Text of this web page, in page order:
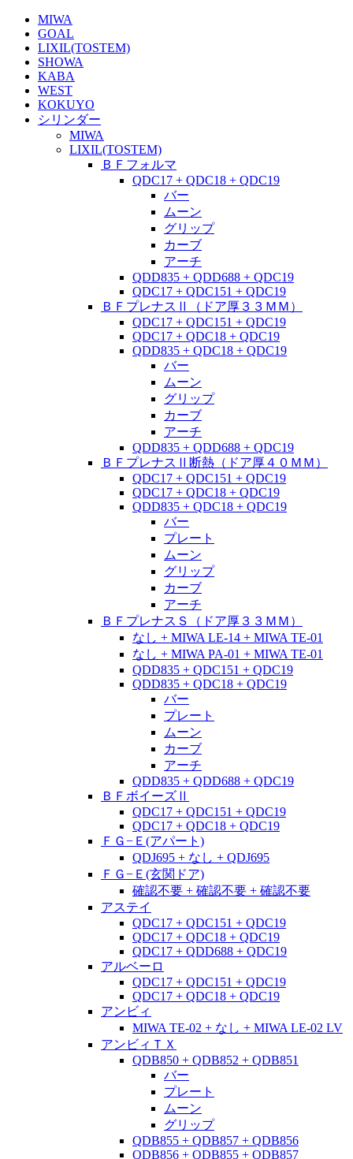
MIWA
GOAL
LIXIL(TOSTEM)
SHOWA
KABA
WEST
KOKUYO
シリンダー
MIWA
LIXIL(TOSTEM)
ＢＦフォルマ
QDC17 + QDC18 + QDC19
バー
ムーン
グリップ
カーブ
アーチ
QDD835 + QDD688 + QDC19
QDC17 + QDC151 + QDC19
ＢＦプレナスⅡ（ドア厚３３ＭＭ）
QDC17 + QDC151 + QDC19
QDC17 + QDC18 + QDC19
QDD835 + QDC18 + QDC19
バー
ムーン
グリップ
カーブ
アーチ
QDD835 + QDD688 + QDC19
ＢＦプレナスⅡ断熱（ドア厚４０ＭＭ）
QDC17 + QDC151 + QDC19
QDC17 + QDC18 + QDC19
QDD835 + QDC18 + QDC19
バー
プレート
ムーン
グリップ
カーブ
アーチ
ＢＦプレナスＳ（ドア厚３３ＭＭ）
なし + MIWA LE-14 + MIWA TE-01
なし + MIWA PA-01 + MIWA TE-01
QDD835 + QDC151 + QDC19
QDD835 + QDC18 + QDC19
バー
プレート
ムーン
カーブ
アーチ
QDD835 + QDD688 + QDC19
ＢＦボイーズⅡ
QDC17 + QDC151 + QDC19
QDC17 + QDC18 + QDC19
ＦＧ−Ｅ(アパート)
QDJ695 + なし + QDJ695
ＦＧ−Ｅ(玄関ドア)
確認不要 + 確認不要 + 確認不要
アステイ
QDC17 + QDC151 + QDC19
QDC17 + QDC18 + QDC19
QDC17 + QDD688 + QDC19
アルベーロ
QDC17 + QDC151 + QDC19
QDC17 + QDC18 + QDC19
アンビィ
MIWA TE-02 + なし + MIWA LE-02 LV
アンビィＴＸ
QDB850 + QDB852 + QDB851
バー
プレート
ムーン
グリップ
QDB855 + QDB857 + QDB856
QDB856 + QDB855 + QDB857